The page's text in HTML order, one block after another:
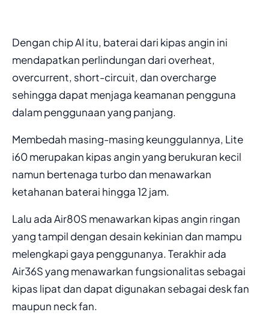
Dengan chip AI itu, baterai dari kipas angin ini
mendapatkan perlindungan dari overheat,
overcurrent, short-circuit, dan overcharge
sehingga dapat menjaga keamanan pengguna
dalam penggunaan yang panjang.
Membedah masing-masing keunggulannya, Lite
i60 merupakan kipas angin yang berukuran kecil
namun bertenaga turbo dan menawarkan
ketahanan baterai hingga 12 jam.
Lalu ada Air80S menawarkan kipas angin ringan
yang tampil dengan desain kekinian dan mampu
melengkapi gaya penggunanya. Terakhir ada
Air36S yang menawarkan fungsionalitas sebagai
kipas lipat dan dapat digunakan sebagai desk fan
maupun neck fan.